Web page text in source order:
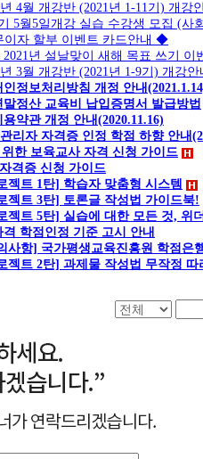
4월 개강반 (2021년 1-11기) 개강
5월5일개강 실습 수강생 모집 (사
이자 할부 이벤트 카드안내 ◆
년 설날맞이 새해 목표 쓰기 이
3월 개강반 (2021년 1-9기) 개강안
정보처리방침 개정 안내
말정산 교육비 납입증명서 발급방법
약관 개정 안내(2020.11.16)
리자 자격증 인정 학점 하향 안내
한 보육교사 자격 신청 가이드
격증 신청 가이드
젝트 1탄] 학습자 맞춤형 시스템
젝트 3탄] 토론글 작성법 가이드북!
젝트 5탄] 실습에 대한 모든 것, 위
학점인정 기준 고시 안내
사항] 국가평생교육진흥원 학점은
젝트 2탄] 과제물 작성법 무작정 따